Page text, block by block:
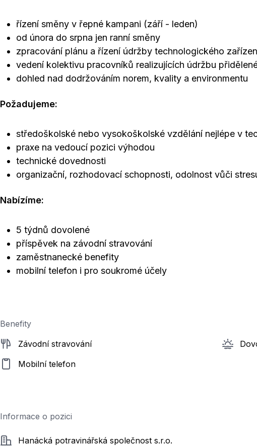
řízení směny v řepné kampani (září - leden)
od února do srpna jen ranní směny
zpracování plánu a řízení údržby technologického
vedení kolektivu pracovníků realizujících údržbu
dohled nad dodržováním norem, kvality a environmentu
Požadujeme:
středoškolské nebo vysokoškolské vzdělání nejlépe v
praxe na vedoucí pozici výhodou
technické dovednosti
organizační, rozhodovací schopnosti, odolnost vůči
Nabízíme:
5 týdnů dovolené
příspěvek na závodní stravování
zaměstnanecké benefity
mobilní telefon i pro soukromé účely
Benefity
Závodní stravování
Mobilní telefon
Informace o pozici
SpolečnostHanácká potravinářská společnost s.r.o.